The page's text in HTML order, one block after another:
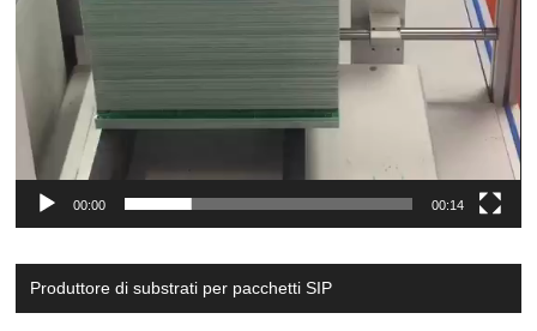
00:00 00:14
Produttore di substrati per pacchetti SIP